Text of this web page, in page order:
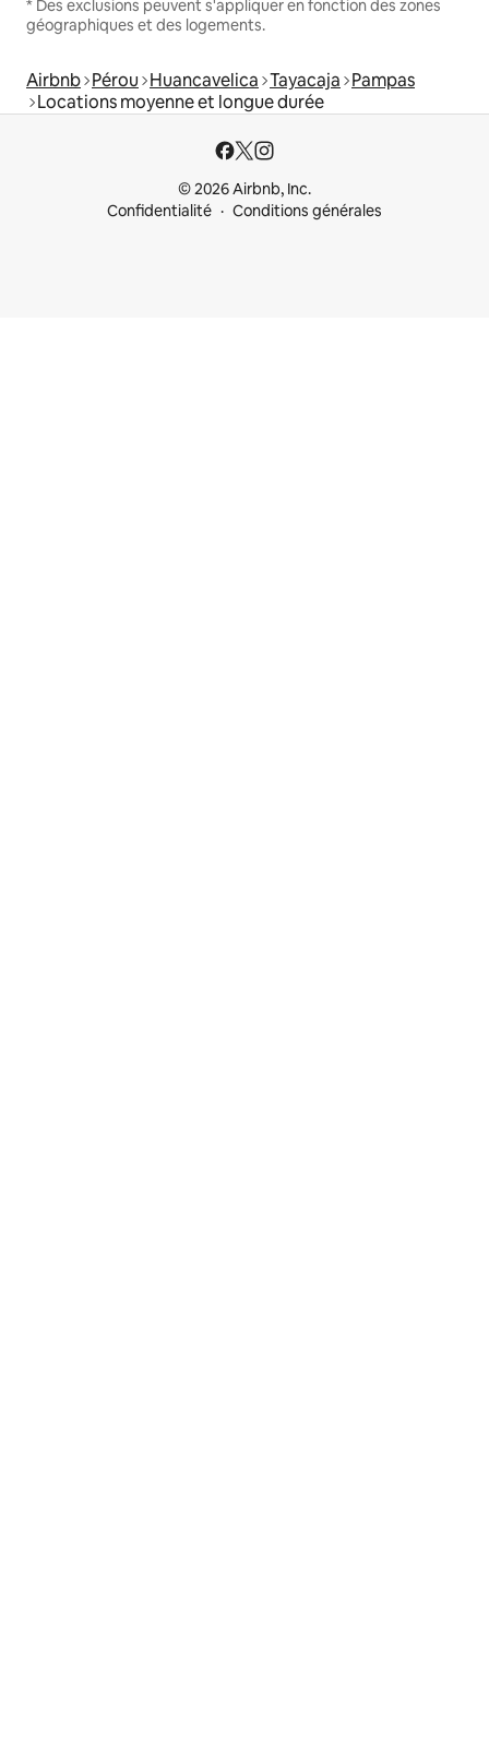
* Des exclusions peuvent s'appliquer en fonction des zones
géographiques et des logements.
Airbnb Pérou Huancavelica Tayacaja Pampas
Locations moyenne et longue durée
© 2026 Airbnb, Inc.
Confidentialité
Conditions générales